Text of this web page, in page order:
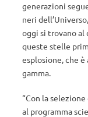
generazioni
neri
oggi si trovano al
queste stelle
esplosione, che è
gamma.
“Con la
al programma